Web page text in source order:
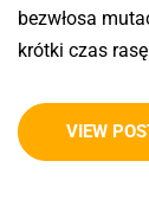
bezwłosa
krótki czas
VIEW